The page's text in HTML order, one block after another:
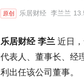
原创 乐居财经 李兰兰
乐居财经 李兰 近日
代表人、董事长、经
利出任该公司董事。